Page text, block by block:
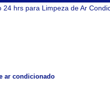
24 hrs para Limpeza de Ar
ar condicionado